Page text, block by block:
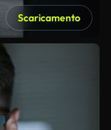
Scaricamento